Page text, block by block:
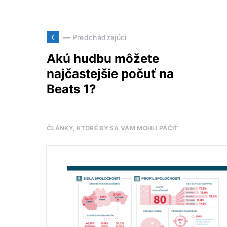
— Predchádzajúci
Akú hudbu môžete
najčastejšie počuť na
Beats 1?
ČLÁNKY, KTORÉ BY SA VÁM MOHLI PÁČIŤ